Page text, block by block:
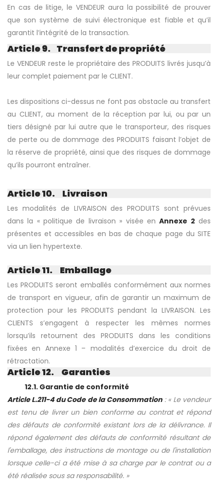
En cas de litige, le VENDEUR aura la possibilité de prouver
que son système de suivi électronique est fiable et qu’il
garantit l’intégrité de la transaction.
Article 9. Transfert de propriété
Le VENDEUR reste le propriétaire des PRODUITS livrés jusqu’à
leur complet paiement par le CLIENT.
Les dispositions ci-dessus ne font pas obstacle au transfert
au CLIENT, au moment de la réception par lui, ou par un
tiers désigné par lui autre que le transporteur, des risques
de perte ou de dommage des PRODUITS faisant l’objet de
la réserve de propriété, ainsi que des risques de dommage
qu’ils pourront entraîner.
Article 10. Livraison
Les modalités de LIVRAISON des PRODUITS sont prévues
dans la « politique de livraison » visée enAnnexe 2 des
présentes et accessibles en bas de chaque page du SITE
via un lien hypertexte.
Article 11. Emballage
Les PRODUITS seront emballés conformément aux normes
de transport en vigueur, afin de garantir un maximum de
protection pour les PRODUITS pendant la LIVRAISON. Les
CLIENTS s’engagent à respecter les mêmes normes
lorsqu’ils retournent des PRODUITS dans les conditions
fixées en Annexe 1 – modalités d’exercice du droit de
rétractation.
Article 12. Garanties
12.1. Garantie de conformité
Article L.211-4 du Code de la Consommation: « Le vendeur
est tenu de livrer un bien conforme au contrat et répond
des défauts de conformité existant lors de la délivrance. Il
répond également des défauts de conformité résultant de
l'emballage, des instructions de montage ou de l'installation
lorsque celle-ci a été mise à sa charge par le contrat ou a
été réalisée sous sa responsabilité. »